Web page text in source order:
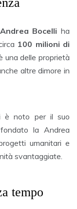
Andrea Bocelli ha
100 milioni di
una delle proprietà
altre dimore in
è noto per il suo
la Andrea
umanitari e
svantaggiate.
tempo